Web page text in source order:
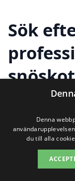
Sök
städer
Att hitta
Denna
du till alla